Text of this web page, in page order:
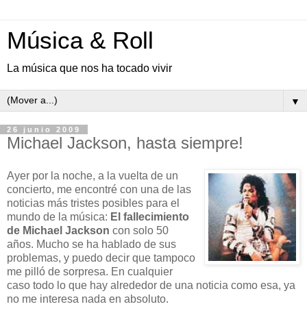
Música & Roll
La música que nos ha tocado vivir
▼
26 junio 2009
Michael Jackson, hasta siempre!
Ayer por la noche, a la vuelta de un
concierto, me encontré con una de las
noticias más tristes posibles para el
mundo de la música: El fallecimiento
de Michael Jackson con solo 50
años. Mucho se ha hablado de sus
problemas, y puedo decir que tampoco
me pilló de sorpresa. En cualquier
caso todo lo que hay alrededor de una noticia como esa, ya
no me interesa nada en absoluto.